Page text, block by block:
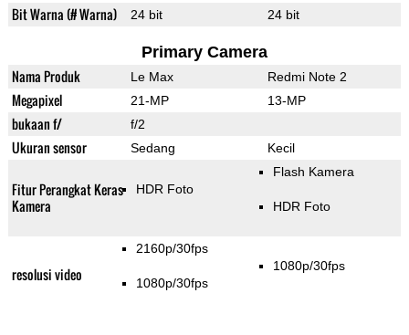
Bit Warna (# Warna) 24 bit 24 bit
Primary Camera
Nama Produk Le Max Redmi Note 2
Megapixel 21-MP 13-MP
bukaan f/ f/2
Ukuran sensor Sedang Kecil
Fitur Perangkat Keras
Kamera
HDR Foto
Flash Kamera
HDR Foto
resolusi video
2160p/30fps
1080p/30fps
1080p/30fps